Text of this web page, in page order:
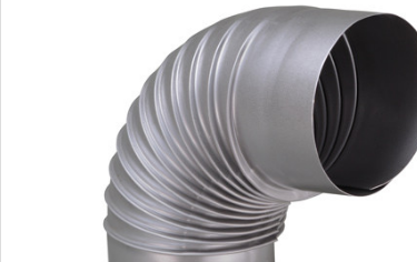
GESELECTEERDE
TOE AAN
WINKELWAGEN